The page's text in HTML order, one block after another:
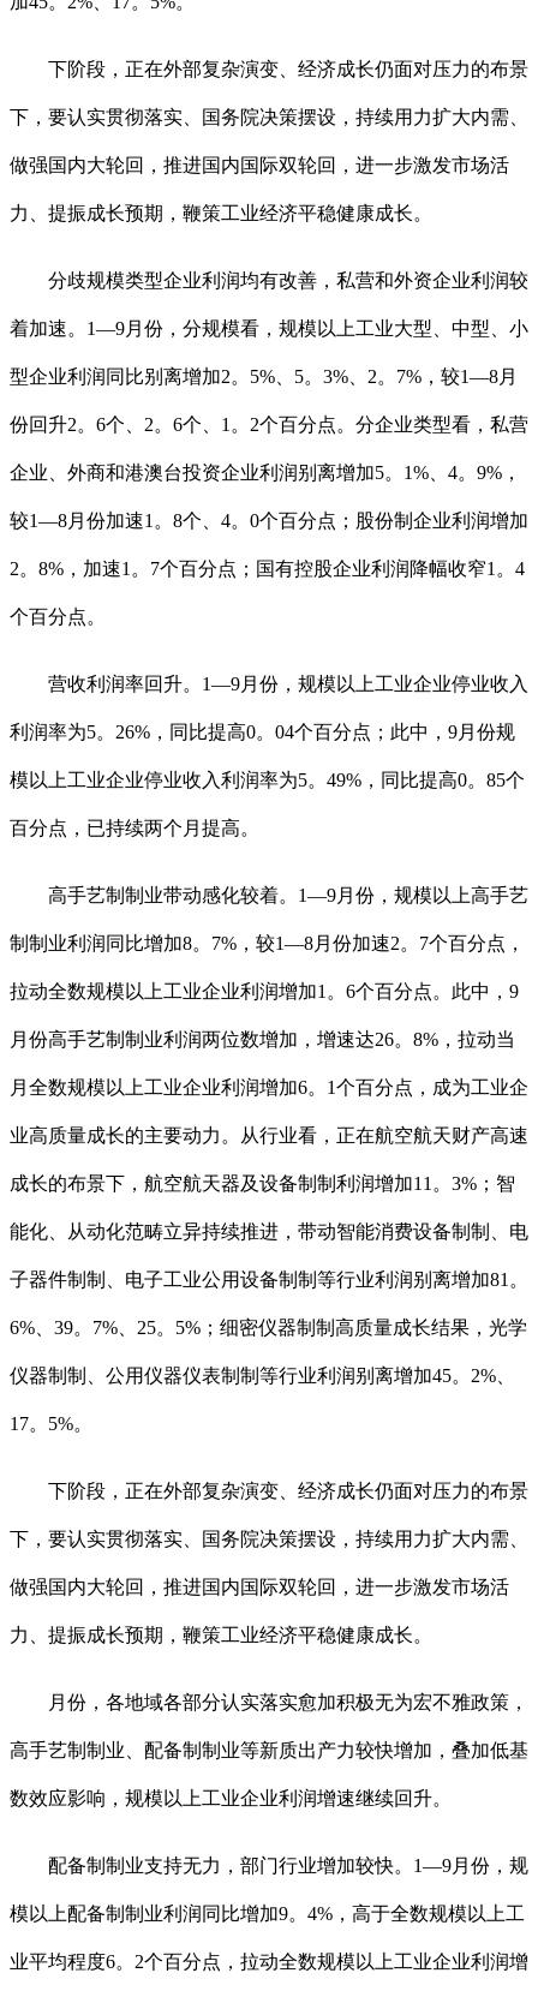
下阶段，正在外部复杂演变、经济成长仍面对压力的布景
下，要认实贯彻落实、国务院决策摆设，持续用力扩大内需、
做强国内大轮回，推进国内国际双轮回，进一步激发市场活
力、提振成长预期，鞭策工业经济平稳健康成长。
分歧规模类型企业利润均有改善，私营和外资企业利润较
着加速。1—9月份，分规模看，规模以上工业大型、中型、小
型企业利润同比别离增加2。5%、5。3%、2。7%，较1—8月
份回升2。6个、2。6个、1。2个百分点。分企业类型看，私营
企业、外商和港澳台投资企业利润别离增加5。1%、4。9%，
较1—8月份加速1。8个、4。0个百分点；股份制企业利润增加
2。8%，加速1。7个百分点；国有控股企业利润降幅收窄1。4
个百分点。
营收利润率回升。1—9月份，规模以上工业企业停业收入
利润率为5。26%，同比提高0。04个百分点；此中，9月份规
模以上工业企业停业收入利润率为5。49%，同比提高0。85个
百分点，已持续两个月提高。
高手艺制制业带动感化较着。1—9月份，规模以上高手艺
制制业利润同比增加8。7%，较1—8月份加速2。7个百分点，
拉动全数规模以上工业企业利润增加1。6个百分点。此中，9
月份高手艺制制业利润两位数增加，增速达26。8%，拉动当
月全数规模以上工业企业利润增加6。1个百分点，成为工业企
业高质量成长的主要动力。从行业看，正在航空航天财产高速
成长的布景下，航空航天器及设备制制利润增加11。3%；智
能化、从动化范畴立异持续推进，带动智能消费设备制制、电
子器件制制、电子工业公用设备制制等行业利润别离增加81。
6%、39。7%、25。5%；细密仪器制制高质量成长结果，光学
仪器制制、公用仪器仪表制制等行业利润别离增加45。2%、
17。5%。
下阶段，正在外部复杂演变、经济成长仍面对压力的布景
下，要认实贯彻落实、国务院决策摆设，持续用力扩大内需、
做强国内大轮回，推进国内国际双轮回，进一步激发市场活
力、提振成长预期，鞭策工业经济平稳健康成长。
月份，各地域各部分认实落实愈加积极无为宏不雅政策，
高手艺制制业、配备制制业等新质出产力较快增加，叠加低基
数效应影响，规模以上工业企业利润增速继续回升。
配备制制业支持无力，部门行业增加较快。1—9月份，规
模以上配备制制业利润同比增加9。4%，高于全数规模以上工
业平均程度6。2个百分点，拉动全数规模以上工业企业利润增